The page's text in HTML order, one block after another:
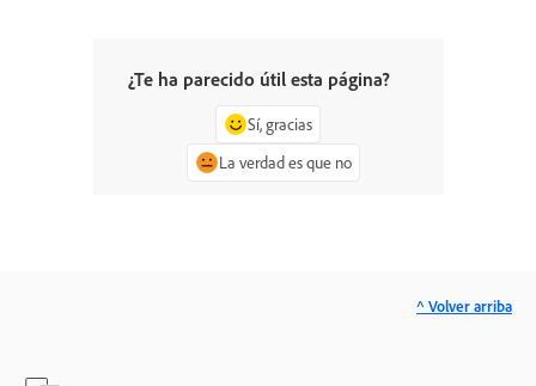
¿Te ha parecido útil esta página?
Sí, gracias
La verdad es que no
^ Volver arriba